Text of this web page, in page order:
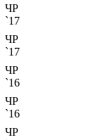
ЧР
`17
ЧР
`17
ЧР
`16
ЧР
`16
ЧР